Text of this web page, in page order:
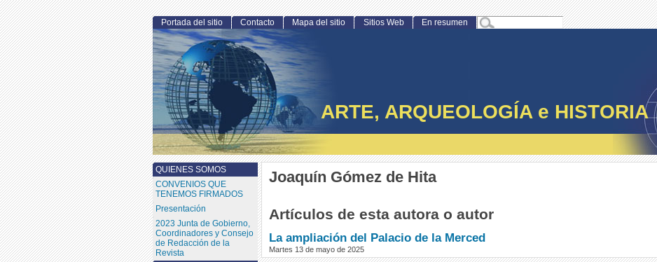
ARTE, ARQUEOLOGÍA e HISTORIA
Joaquín Gómez de Hita
Artículos de esta autora o autor
La ampliación del Palacio de la Merced
Martes 13 de mayo de 2025
Portada del sitio Contacto Mapa del sitio Sitios Web En resumen
QUIENES SOMOS
CONVENIOS QUE
TENEMOS FIRMADOS
Presentación
2023 Junta de Gobierno,
Coordinadores y Consejo
de Redacción de la
Revista